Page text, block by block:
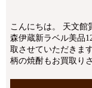
こんにちは。 天文館
森伊蔵新ラベル美品
取させていただきま
柄の焼酎もお買取り